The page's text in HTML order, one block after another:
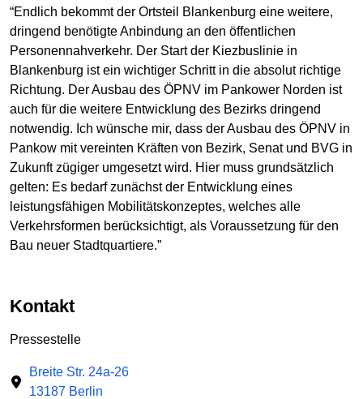
“Endlich bekommt der Ortsteil Blankenburg eine weitere,
dringend benötigte Anbindung an den öffentlichen
Personennahverkehr. Der Start der Kiezbuslinie in
Blankenburg ist ein wichtiger Schritt in die absolut richtige
Richtung. Der Ausbau des ÖPNV im Pankower Norden ist
auch für die weitere Entwicklung des Bezirks dringend
notwendig. Ich wünsche mir, dass der Ausbau des ÖPNV in
Pankow mit vereinten Kräften von Bezirk, Senat und BVG in
Zukunft zügiger umgesetzt wird. Hier muss grundsätzlich
gelten: Es bedarf zunächst der Entwicklung eines
leistungsfähigen Mobilitätskonzeptes, welches alle
Verkehrsformen berücksichtigt, als Voraussetzung für den
Bau neuer Stadtquartiere.”
Kontakt
Pressestelle
Breite Str. 24a-26
13187 Berlin